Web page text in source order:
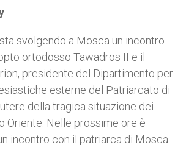
r svolgendo a Mosca un incontro
ortodosso Tawadros II e il
presidente del Dipartimento per
esterne del Patriarcato di
della tragica situazione dei
Oriente. Nelle prossime ore è
incontro con il patriarca di Mosca